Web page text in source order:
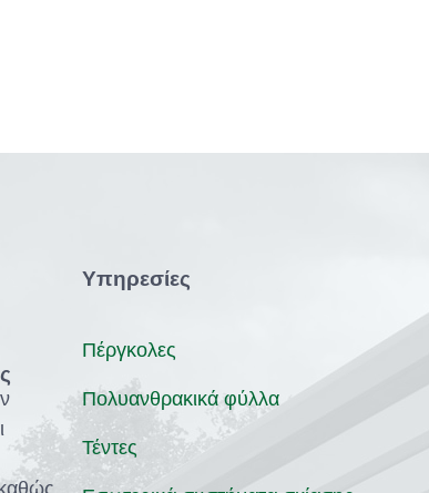
Υπηρεσίες
Πέργκολες
Πολυανθρακικά φύλλα
Τέντες